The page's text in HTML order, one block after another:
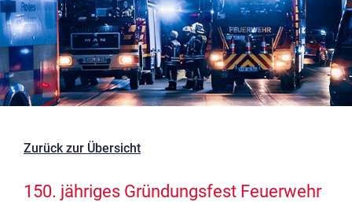
Zurück zur Übersicht
150. jähriges Gründungsfest Feuerwehr